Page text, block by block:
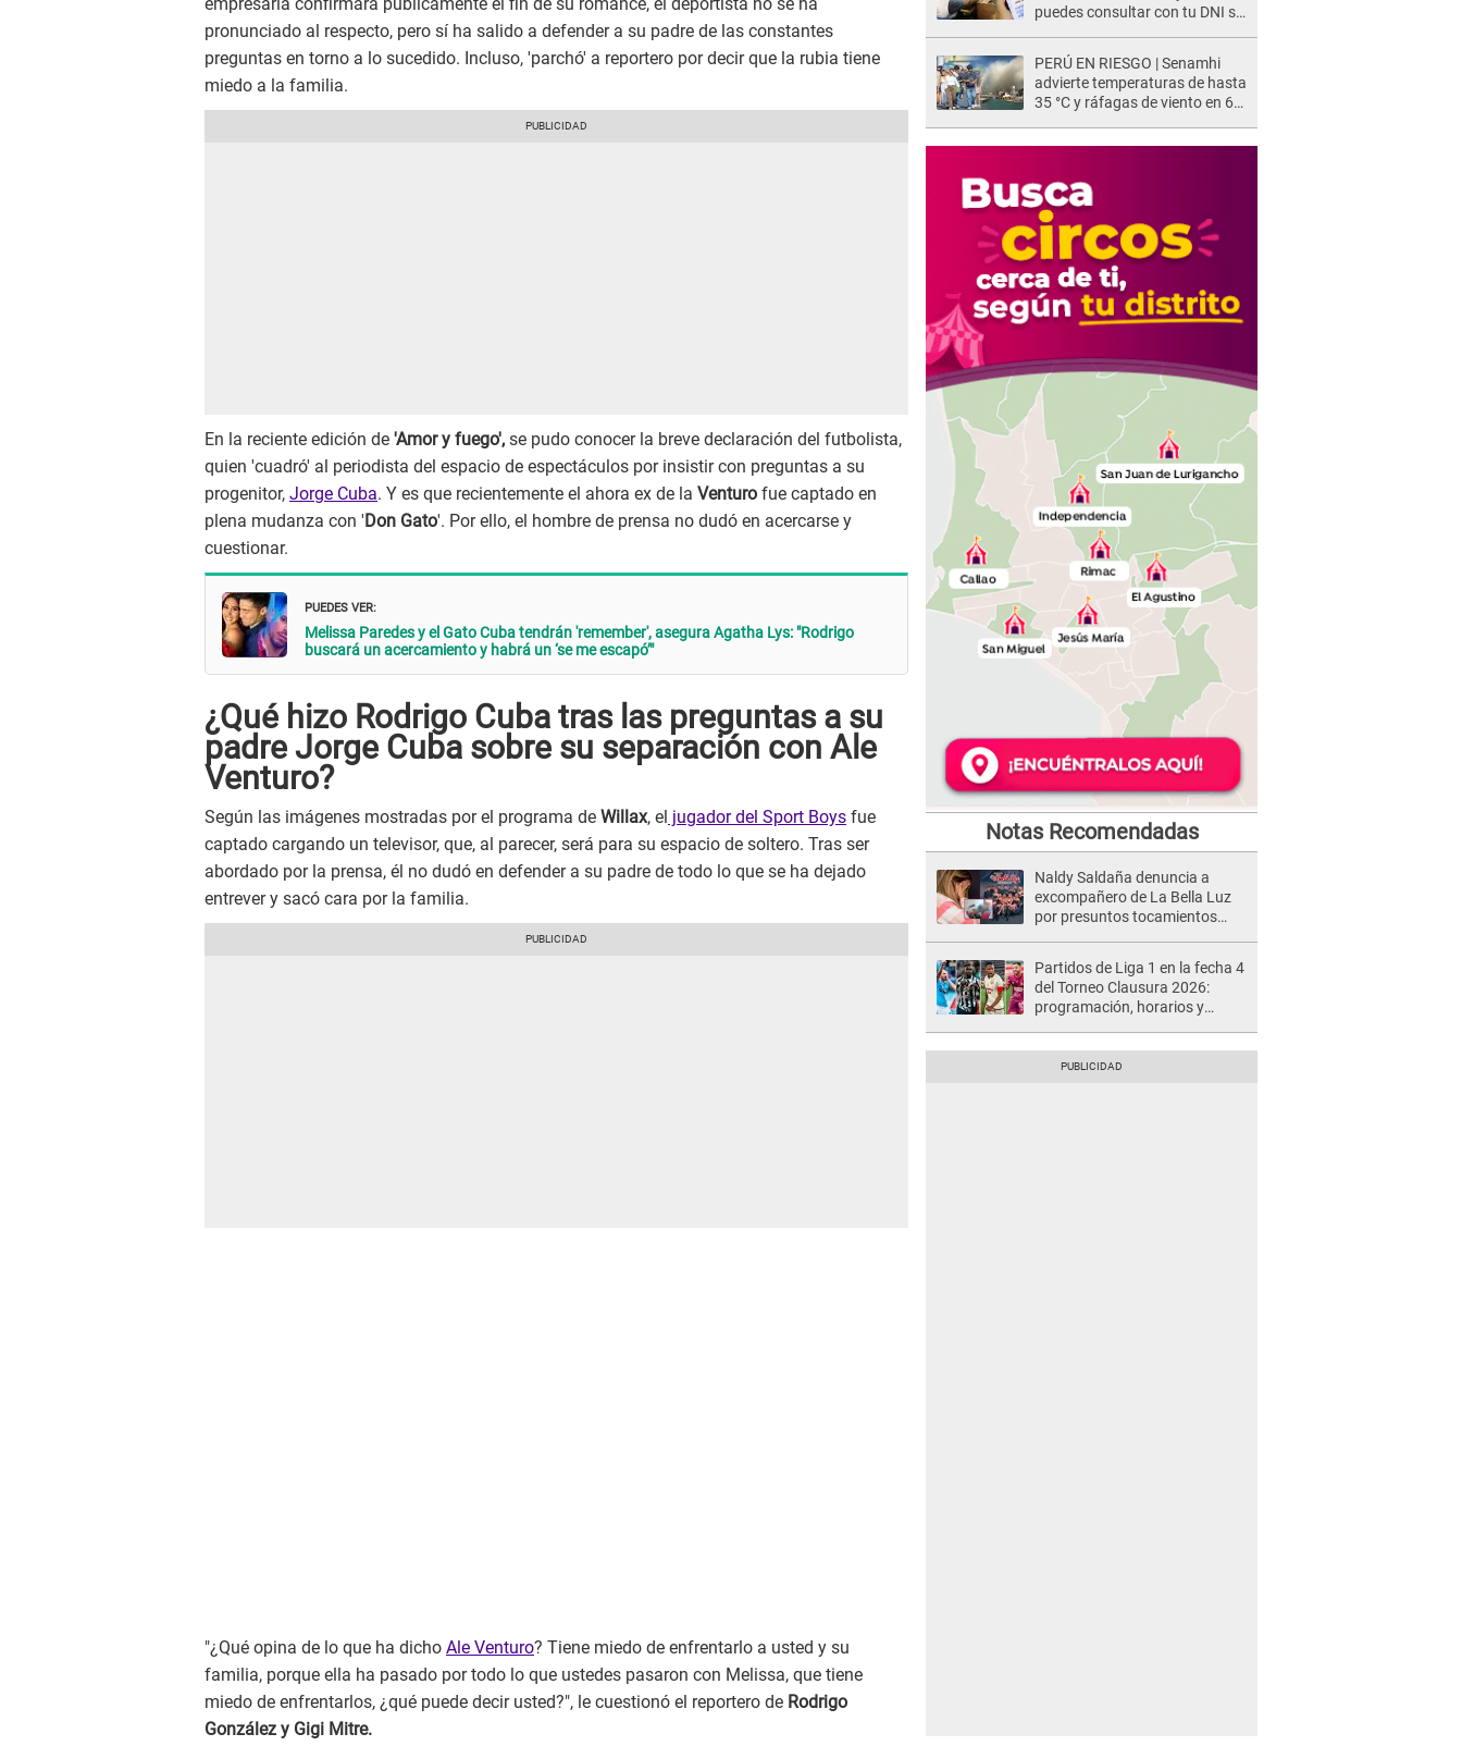
empresaria confirmara públicamente el fin de su romance, el deportista no se ha
pronunciado al respecto, pero sí ha salido a defender a su padre de las constantes
preguntas en torno a lo sucedido. Incluso, 'parchó' a reportero por decir que la rubia tiene
miedo a la familia.
En la reciente edición de 'Amor y fuego', se pudo conocer la breve declaración del futbolista,
quien 'cuadró' al periodista del espacio de espectáculos por insistir con preguntas a su
progenitor, Jorge Cuba. Y es que recientemente el ahora ex de la Venturo fue captado en
plena mudanza con ' Don Gato'. Por ello, el hombre de prensa no dudó en acercarse y
cuestionar.
PUEDES VER:
Melissa Paredes y el Gato Cuba tendrán 'remember', asegura Agatha Lys: "Rodrigo
buscará un acercamiento y habrá un ‘se me escapó’"
¿Qué hizo Rodrigo Cuba tras las preguntas a su
padre Jorge Cuba sobre su separación con Ale
Venturo?
Según las imágenes mostradas por el programa de Willax, el jugador del Sport Boys fue
captado cargando un televisor, que, al parecer, será para su espacio de soltero. Tras ser
abordado por la prensa, él no dudó en defender a su padre de todo lo que se ha dejado
entrever y sacó cara por la familia.
"¿Qué opina de lo que ha dicho Ale Venturo? Tiene miedo de enfrentarlo a usted y su
familia, porque ella ha pasado por todo lo que ustedes pasaron con Melissa, que tiene
miedo de enfrentarlos, ¿qué puede decir usted?", le cuestionó el reportero de Rodrigo
González y Gigi Mitre.
puedes consultar con tu DNI si
PERÚ EN RIESGO | Senamhi
advierte temperaturas de hasta
35 °C y ráfagas de viento en 6
Notas Recomendadas
Naldy Saldaña denuncia a
excompañero de La Bella Luz
por presuntos tocamientos
Partidos de Liga 1 en la fecha 4
del Torneo Clausura 2026:
programación, horarios y